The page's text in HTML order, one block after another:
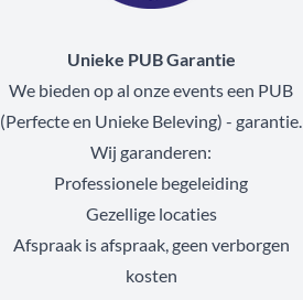
Unieke PUB Garantie
We bieden op al onze events een PUB
(Perfecte en Unieke Beleving) - garantie.
Wij garanderen:
Professionele begeleiding
Gezellige locaties
Afspraak is afspraak, geen verborgen
kosten